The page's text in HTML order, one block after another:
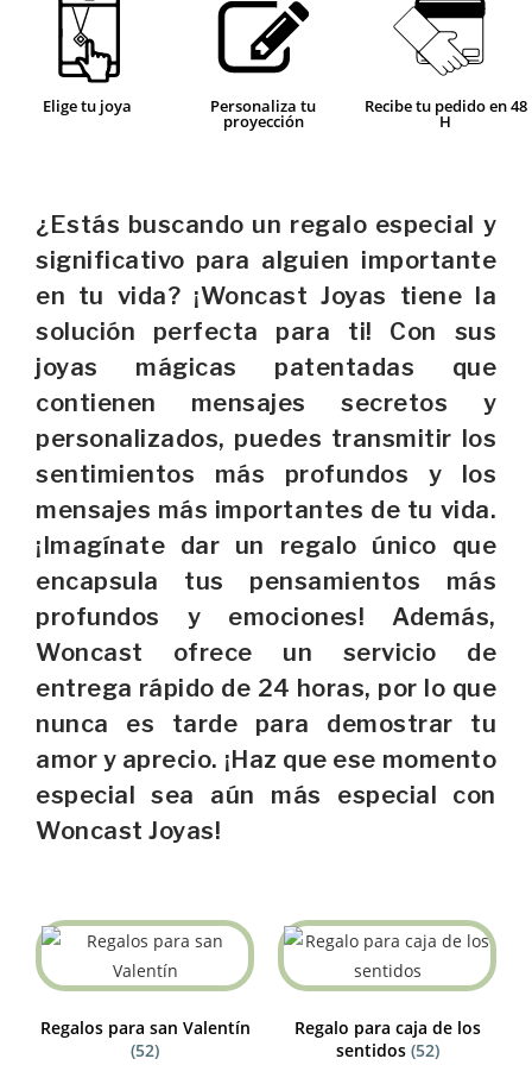
Elige tu joya Personaliza tu
proyección
Recibe tu pedido en 48
H
¿Estás buscando un regalo especial y
significativo para alguien importante
en tu vida? ¡Woncast Joyas tiene la
solución perfecta para ti! Con sus
joyas mágicas patentadas que
contienen mensajes secretos y
personalizados, puedes transmitir los
sentimientos más profundos y los
mensajes más importantes de tu vida.
¡Imagínate dar un regalo único que
encapsula tus pensamientos más
profundos y emociones! Además,
Woncast ofrece un servicio de
entrega rápido de 24 horas, por lo que
nunca es tarde para demostrar tu
amor y aprecio. ¡Haz que ese momento
especial sea aún más especial con
Woncast Joyas!
Regalos para san Valentín
(52)
Regalo para caja de los
sentidos (52)